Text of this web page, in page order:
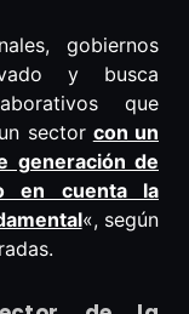
gobiernos
y busca
que
sector con un
generación de
en cuenta la
«, según